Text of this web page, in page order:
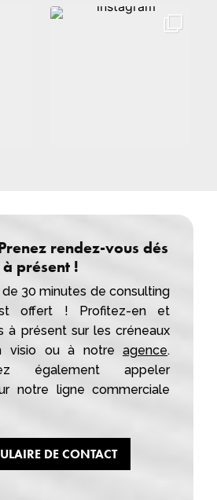
rendez-vous dés
à présent !
30 minutes de consulting
offert ! Profitez-en et
à présent sur les créneaux
visio ou à notreagence.
également appeler
notre ligne commerciale
DE CONTACT